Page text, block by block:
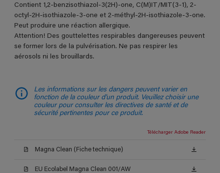
Contient 1,2-benzisothiazol-3(2H)-one, C(M)IT/MIT(3-1), 2-
octyl-2H-isothiazole-3-one et 2-méthyl-2H-isothiazole-3-one.
Peut produire une réaction allergique.
Attention! Des gouttelettes respirables dangereuses peuvent
se former lors de la pulvérisation. Ne pas respirer les
aérosols ni les brouillards.
Les informations sur les dangers peuvent varier en
fonction de la couleur d'un produit. Veuillez choisir une
couleur pour consulter les directives de santé et de
sécurité pertinentes pour ce produit.
Télécharger Adobe Reader
Magna Clean (Fiche technique)
EU Ecolabel Magna Clean 001/AW